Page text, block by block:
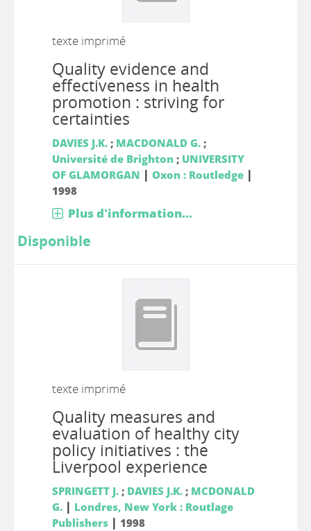
texte imprimé
Quality evidence and
effectiveness in health
promotion : striving for
certainties
DAVIES J.K.; MACDONALD G.;
Université de Brighton ; UNIVERSITY
OF GLAMORGAN | Oxon : Routledge|
1998
Plus d'information...
Disponible
texte imprimé
Quality measures and
evaluation of healthy city
policy initiatives : the
Liverpool experience
SPRINGETT J.; DAVIES J.K.; MCDONALD
G. | Londres, New York : Routlage
Publishers| 1998